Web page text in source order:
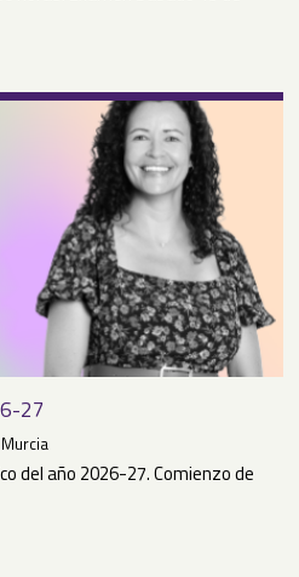
27
Murcia
del año 2026-27. Comienzo de